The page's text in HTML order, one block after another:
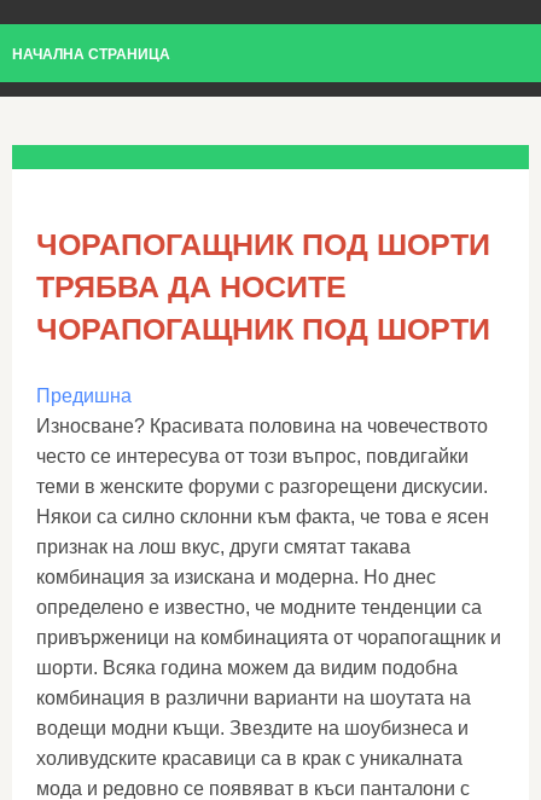
НАЧАЛНА СТРАНИЦА
ЧОРАПОГАЩНИК ПОД ШОРТИ
ТРЯБВА ДА НОСИТЕ
ЧОРАПОГАЩНИК ПОД ШОРТИ
Предишна
Износване? Красивата половина на човечеството
често се интересува от този въпрос, повдигайки
теми в женските форуми с разгорещени дискусии.
Някои са силно склонни към факта, че това е ясен
признак на лош вкус, други смятат такава
комбинация за изискана и модерна. Но днес
определено е известно, че модните тенденции са
привърженици на комбинацията от чорапогащник и
шорти. Всяка година можем да видим подобна
комбинация в различни варианти на шоутата на
водещи модни къщи. Звездите на шоубизнеса и
холивудските красавици са в крак с уникалната
мода и редовно се появяват в къси панталони с